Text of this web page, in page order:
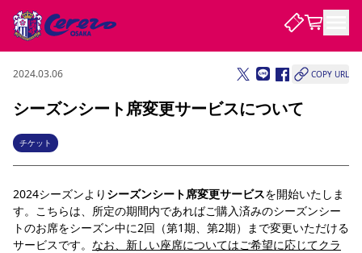
試合・チーム
試合について
試合日程 / 結果 順位表
チームについて
選手・スタッフ スケジュール メディア情報 アクセス レディース
アカデミー
ハナサカプレーヤー 歴代所属選手
観戦する
チケット
チケット情報 販売スケジュール 価格・席種
購入方法
シーズンシート
法人シーズンシート 福祉サービス 団体チケット
特定興行入場券 譲渡サービス リセールサービス
クラブを知る
セレッソ大阪について
ファンクラブ
2024.03.06 COPY URL
シーズンシート席変更サービスについて
チケット
2024シーズンより シーズンシート席変更サービスを開始いたしま
す。こちらは、所定の期間内であればご購入済みのシーズンシー
トのお席をシーズン中に2回（第1期、第2期）まで変更いただける
サービスです。 なお、新しい座席についてはご希望に応じてクラ